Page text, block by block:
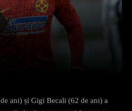
ani) și Gigi Becali (62 de ani) a